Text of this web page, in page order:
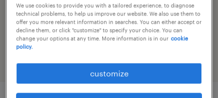
job category
manufacturing & production
We use cookies to provide you with a tailored experience, to diagnose
technical problems, to help us improve our website. We also use them to
offer you more relevant information in searches. You can either accept or
decline them, or click "customize" to specify your choice. You can
change your options at any time. More information is in our cookie
policy.
customize